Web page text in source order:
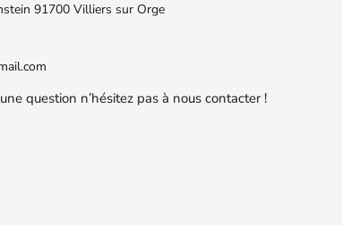
91700 Villiers sur Orge
question n’hésitez pas à nous contacter !